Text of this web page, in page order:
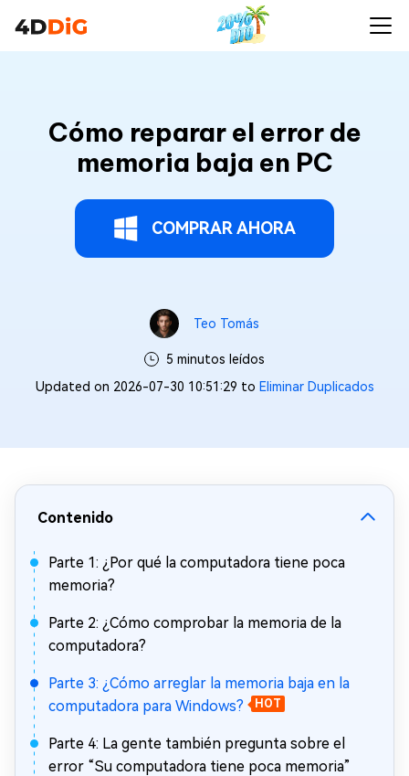
Cómo reparar el error de
memoria baja en PC
COMPRAR AHORA
Teo Tomás
5 minutos leídos
Updated on 2026-07-30 10:51:29 to Eliminar Duplicados
Contenido
Parte 1: ¿Por qué la computadora tiene poca
memoria?
Parte 2: ¿Cómo comprobar la memoria de la
computadora?
Parte 3: ¿Cómo arreglar la memoria baja en la
computadora para Windows?
HOT
Parte 4: La gente también pregunta sobre el
error “Su computadora tiene poca memoria”